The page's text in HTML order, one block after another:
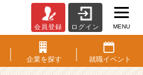
会員登録 ログイン MENU
企業を探す 就職イベント